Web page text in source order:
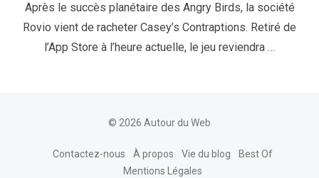
Après le succès planétaire des Angry Birds, la société
Rovio vient de racheter Casey’s Contraptions. Retiré de
l’App Store à l’heure actuelle, le jeu reviendra …
© 2026 Autour du Web
Contactez-nous À propos Vie du blog
Best Of
Mentions Légales